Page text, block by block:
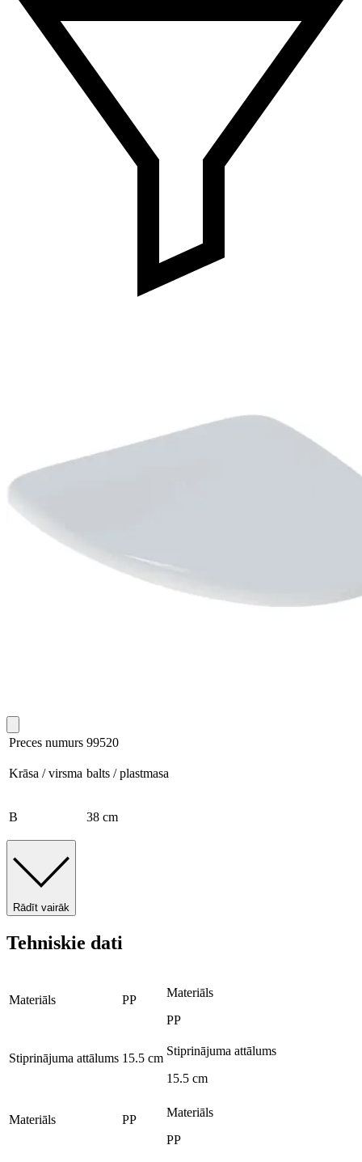
Preces numurs 99520
Krāsa / virsma balts / plastmasa
B 38 cm
Rādīt vairāk
Tehniskie dati
Materiāls PP
Materiāls
PP
Stiprinājuma attālums 15.5 cm
Stiprinājuma attālums
15.5 cm
Materiāls PP
Materiāls
PP